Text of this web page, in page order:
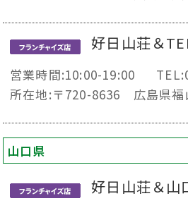
好日山荘＆
営業時間:10:00-19:00
所在地:〒720-8636 広島県
山口県
好日山荘＆山